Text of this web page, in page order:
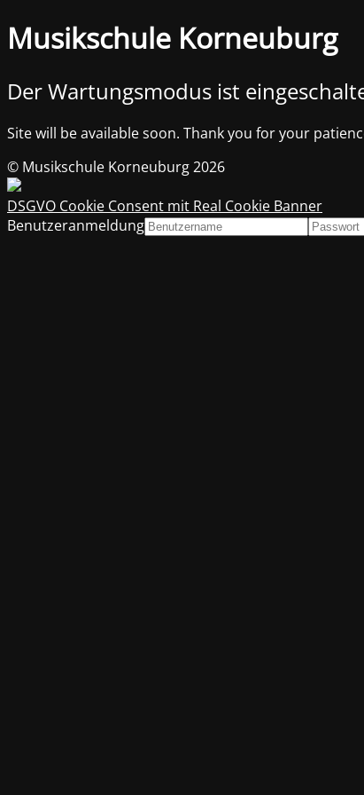
Musikschule Korneuburg
Der Wartungsmodus ist
Site will be available soon. Thank you for your
© Musikschule Korneuburg 2026
DSGVO Cookie Consent mit Real Cookie Banner
Benutzeranmeldung